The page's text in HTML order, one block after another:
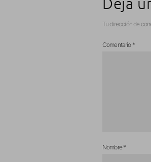
Tu dirección de
Comentario *
Nombre*